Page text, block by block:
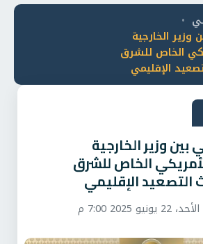
•
الخارجية
الخاص للشرق
الإقليمي
وزير الخارجية
الخاص للشرق
التصعيد الإقليمي
الأحد، 22 يونيو 2025 7:00 م